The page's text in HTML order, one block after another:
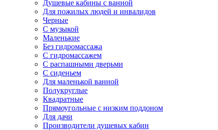
Душевые кабины с ванной
Для пожилых людей и инвалидов
Черные
С музыкой
Маленькие
Без гидромассажа
С гидромассажем
С распашными дверьми
С сиденьем
Для маленькой ванной
Полукруглые
Квадратные
Прямоугольные с низким поддоном
Для дачи
Производители душевых кабин